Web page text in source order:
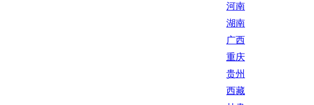
河南
湖南
广西
重庆
贵州
西藏